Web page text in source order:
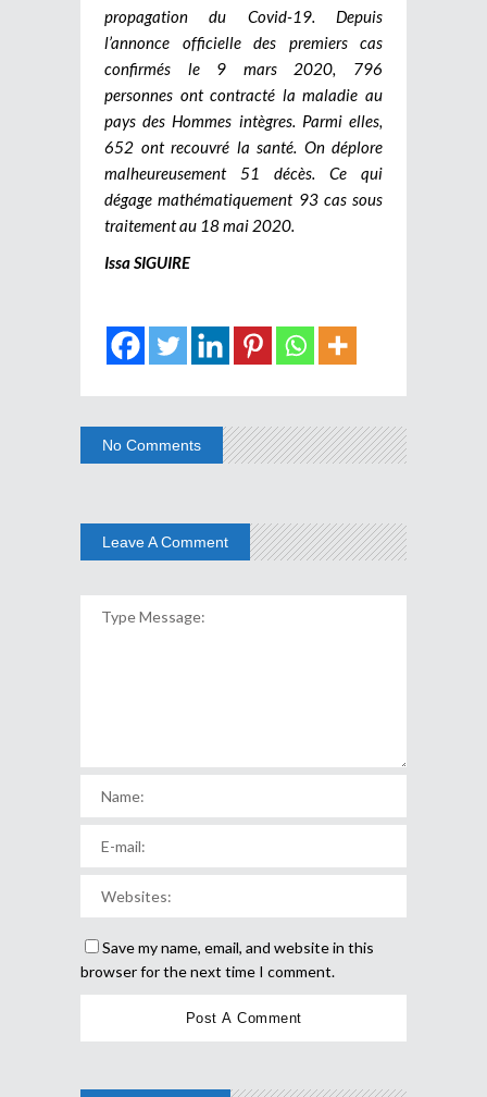
propagation du Covid-19. Depuis
l’annonce officielle des premiers cas
confirmés le 9 mars 2020, 796
personnes ont contracté la maladie au
pays des Hommes intègres. Parmi elles,
652 ont recouvré la santé. On déplore
malheureusement 51 décès. Ce qui
dégage mathématiquement 93 cas sous
traitement au 18 mai 2020.
Issa SIGUIRE
No Comments
Leave A Comment
Save my name, email, and website in this
browser for the next time I comment.